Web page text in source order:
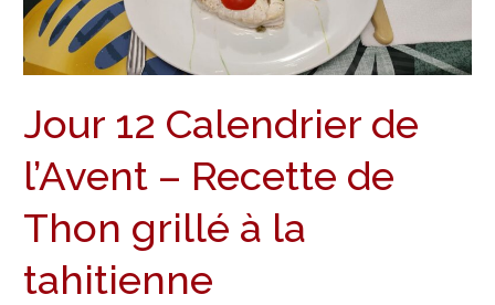
Jour 12 Calendrier de
l’Avent – Recette de
Thon grillé à la
tahitienne
–
Recette
de
grillé
la
tahitienne